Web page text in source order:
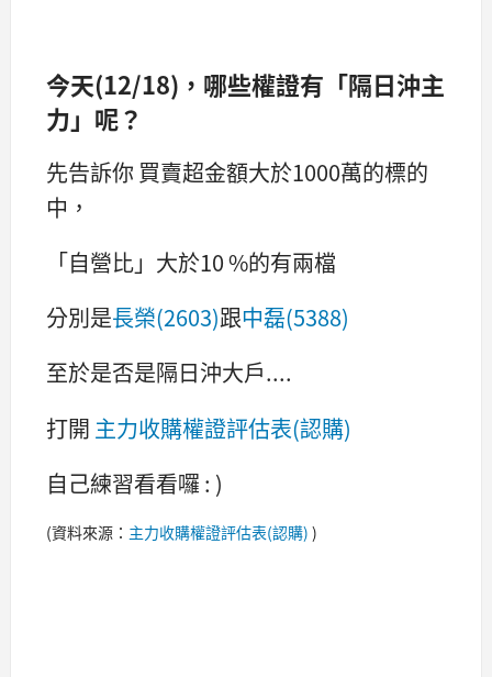
今天(12/18)，哪些權證有「隔日沖主
力」呢？
先告訴你 買賣超金額大於1000萬的標的
中，
「自營比」大於10 %的有兩檔
分別是長榮(2603)跟中磊(5388)
至於是否是隔日沖大戶....
打開 主力收購權證評估表(認購)
自己練習看看囉 : )
(資料來源： 主力收購權證評估表(認購) )